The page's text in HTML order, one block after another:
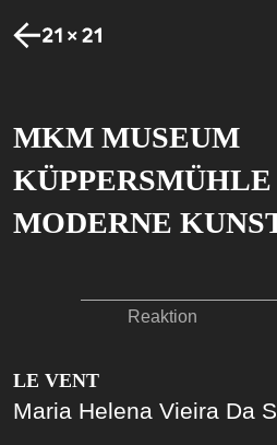
MKM MUSEUM
KÜPPERSMÜHLE
MODERNE
Reaktion
LE VENT
Maria Helena Vieira Da